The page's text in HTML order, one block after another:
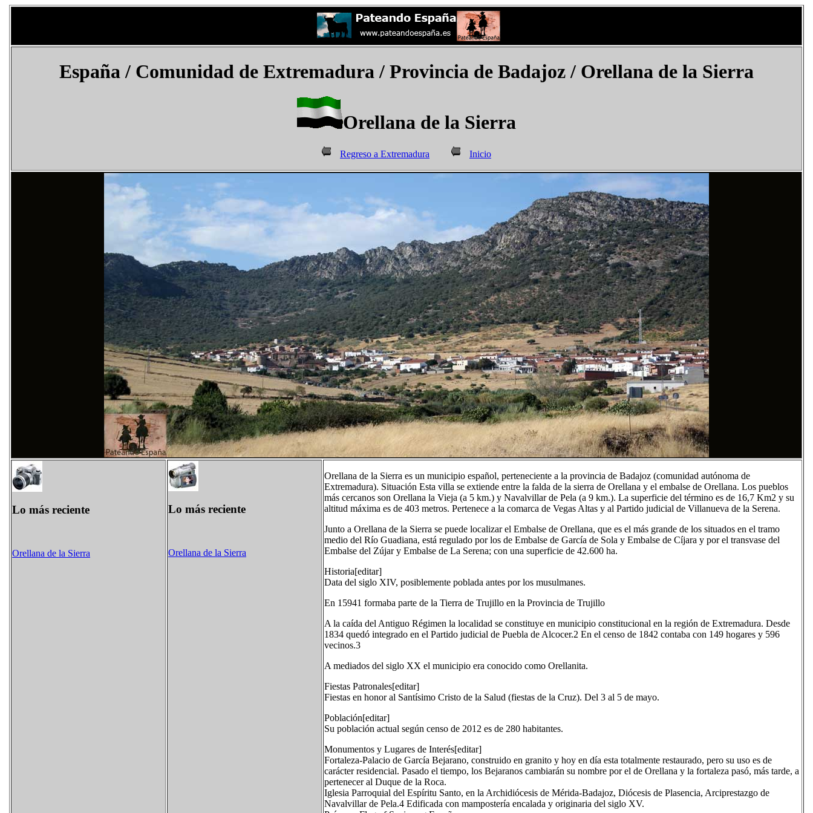
España/ Comunidad de Extremadura / Provincia de Badajoz/ Orellana de la Sierra
Orellana de la Sierra
Regreso a Extremadura Inicio
Lo más reciente
Orellana de la Sierra
Lo más reciente
Orellana de la Sierra
Orellana de la Sierra es un municipio español, perteneciente a la provincia de Badajoz (comunidad autónoma de
Extremadura). Situación Esta villa se extiende entre la falda de la sierra de Orellana y el embalse de Orellana. Los pueblos
más cercanos son Orellana la Vieja (a 5 km.) y Navalvillar de Pela (a 9 km.). La superficie del término es de 16,7 Km2 y su
altitud máxima es de 403 metros. Pertenece a la comarca de Vegas Altas y al Partido judicial de Villanueva de la Serena.
Junto a Orellana de la Sierra se puede localizar el Embalse de Orellana, que es el más grande de los situados en el tramo
medio del Río Guadiana, está regulado por los de Embalse de García de Sola y Embalse de Cíjara y por el transvase del
Embalse del Zújar y Embalse de La Serena; con una superficie de 42.600 ha.
Historia[editar]
Data del siglo XIV, posiblemente poblada antes por los musulmanes.
En 15941 formaba parte de la Tierra de Trujillo en la Provincia de Trujillo
A la caída del Antiguo Régimen la localidad se constituye en municipio constitucional en la región de Extremadura. Desde
1834 quedó integrado en el Partido judicial de Puebla de Alcocer.2 En el censo de 1842 contaba con 149 hogares y 596
vecinos.3
A mediados del siglo XX el municipio era conocido como Orellanita.
Fiestas Patronales[editar]
Fiestas en honor al Santísimo Cristo de la Salud (fiestas de la Cruz). Del 3 al 5 de mayo.
Población[editar]
Su población actual según censo de 2012 es de 280 habitantes.
Monumentos y Lugares de Interés[editar]
Fortaleza-Palacio de García Bejarano, construido en granito y hoy en día esta totalmente restaurado, pero su uso es de
carácter residencial. Pasado el tiempo, los Bejaranos cambiarán su nombre por el de Orellana y la fortaleza pasó, más tarde, a
pertenecer al Duque de la Roca.
Iglesia Parroquial del Espíritu Santo, en la Archidiócesis de Mérida-Badajoz, Diócesis de Plasencia, Arciprestazgo de
Navalvillar de Pela.4 Edificada con mampostería encalada y originaria del siglo XV.